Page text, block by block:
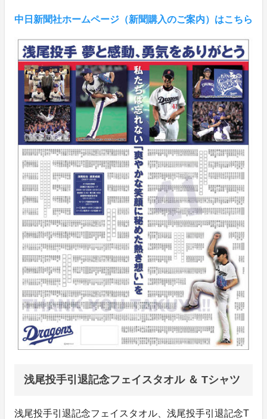
中日新聞社ホームページ（新聞購入のご案内）はこちら
浅尾投手引退記念フェイスタオル ＆ Tシャツ
浅尾投手引退記念フェイスタオル、浅尾投手引退記念T